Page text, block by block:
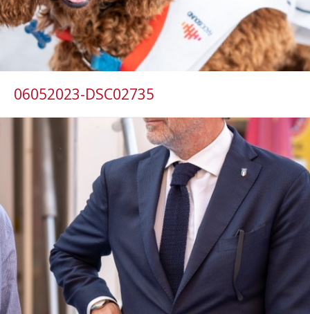
06052023-DSC02735